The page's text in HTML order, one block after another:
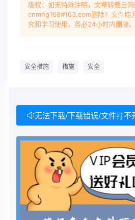
版权：如无特殊注明，文章转载自
cnmhg168#163.com删除！文件均
究和学习使用，务必24小时内删除。
安全措施 措施 安全
无法下载/下载错误/文件打不